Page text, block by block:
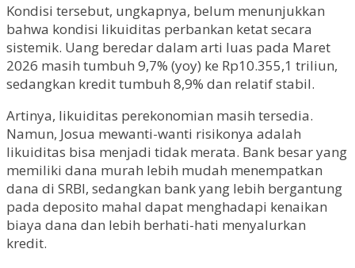
Kondisi tersebut, ungkapnya, belum menunjukkan
bahwa kondisi likuiditas perbankan ketat secara
sistemik. Uang beredar dalam arti luas pada Maret
2026 masih tumbuh 9,7% (yoy) ke Rp10.355,1 triliun,
sedangkan kredit tumbuh 8,9% dan relatif stabil.
Artinya, likuiditas perekonomian masih tersedia.
Namun, Josua mewanti-wanti risikonya adalah
likuiditas bisa menjadi tidak merata. Bank besar yang
memiliki dana murah lebih mudah menempatkan
dana di SRBI, sedangkan bank yang lebih bergantung
pada deposito mahal dapat menghadapi kenaikan
biaya dana dan lebih berhati-hati menyalurkan
kredit.